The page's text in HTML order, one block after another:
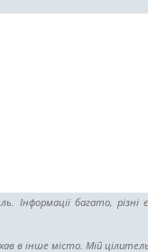
Інформації багато, різні
в інше місто. Мій